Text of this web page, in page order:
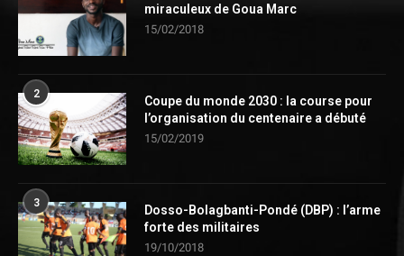
miraculeux de Goua Marc
15/02/2018
2
Coupe du monde 2030 : la course pour
l’organisation du centenaire a débuté
15/02/2019
3
Dosso-Bolagbanti-Pondé (DBP) : l’arme
forte des militaires
19/10/2018